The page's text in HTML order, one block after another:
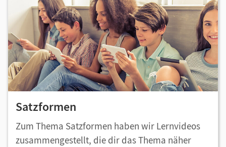
Satzformen
Zum Thema Satzformen haben wir Lernvideos
zusammengestellt, die dir das Thema näher